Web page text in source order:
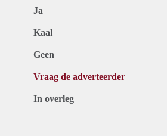
Ja
Kaal
Geen
Vraag de adverteerder
In overleg